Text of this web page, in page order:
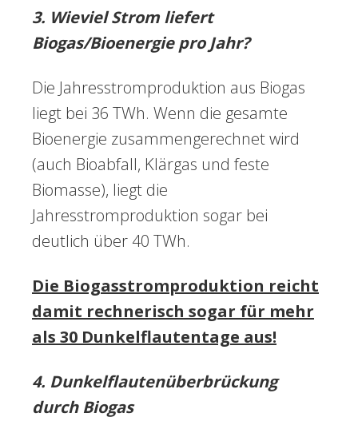
3. Wieviel Strom liefert
Biogas/Bioenergie pro Jahr?
Die Jahresstromproduktion aus Biogas
liegt bei 36 TWh. Wenn die gesamte
Bioenergie zusammengerechnet wird
(auch Bioabfall, Klärgas und feste
Biomasse), liegt die
Jahresstromproduktion sogar bei
deutlich über 40 TWh.
Die Biogasstromproduktion reicht
damit rechnerisch sogar für mehr
als 30 Dunkelflautentage aus!
4. Dunkelflautenüberbrückung
durch Biogas